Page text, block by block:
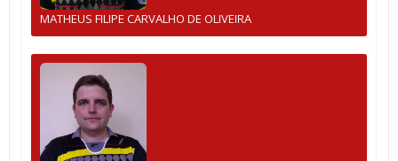
MATHEUS FILIPE CARVALHO DE OLIVEIRA